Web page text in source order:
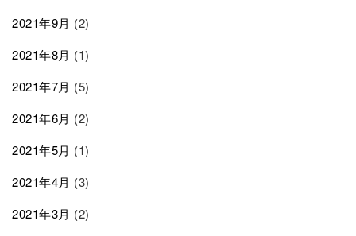
2021年9月 (2)
2021年8月 (1)
2021年7月 (5)
2021年6月 (2)
2021年5月 (1)
2021年4月 (3)
2021年3月 (2)